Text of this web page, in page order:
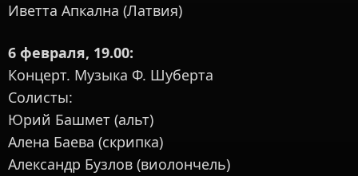
Иветта Апкална (Латвия)
6 февраля, 19.00:
Концерт. Музыка Ф. Шуберта
Солисты:
Юрий Башмет (альт)
Алена Баева (скрипка)
Александр Бузлов (виолончель)